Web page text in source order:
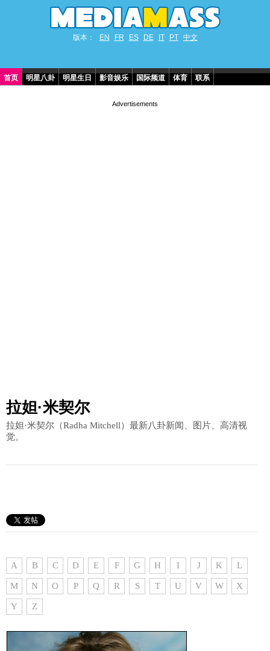
版本： EN FR ES DE IT PT 中文
首页 明星八卦 明星生日 影音娱乐 国际频道 体育 联系
拉妲·米契尔
拉妲·米契尔（Radha Mitchell）最新八卦新闻、图片、高清视
觉。
A B C D E F G H I J K L
M N O P Q R S T U V W X
Y Z